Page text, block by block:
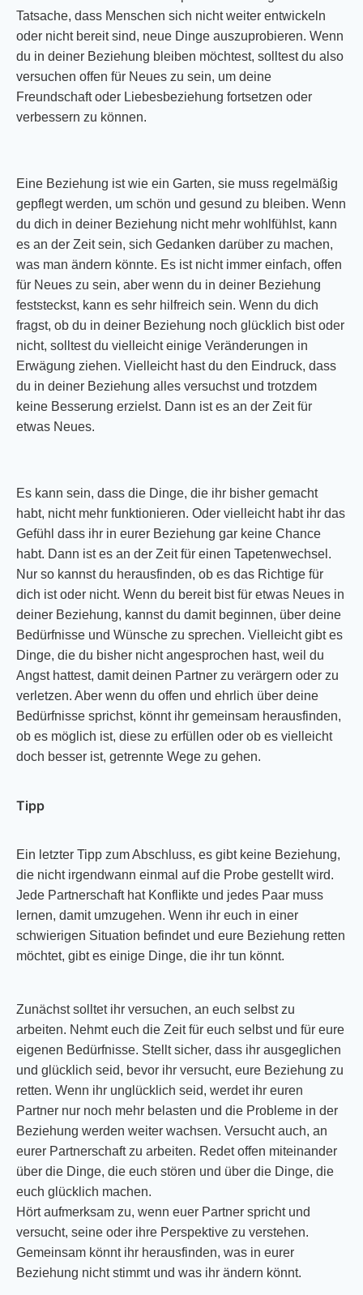
Tatsache, dass Menschen sich nicht weiter entwickeln
oder nicht bereit sind, neue Dinge auszuprobieren. Wenn
du in deiner Beziehung bleiben möchtest, solltest du also
versuchen offen für Neues zu sein, um deine
Freundschaft oder Liebesbeziehung fortsetzen oder
verbessern zu können.
Eine Beziehung ist wie ein Garten, sie muss regelmäßig
gepflegt werden, um schön und gesund zu bleiben. Wenn
du dich in deiner Beziehung nicht mehr wohlfühlst, kann
es an der Zeit sein, sich Gedanken darüber zu machen,
was man ändern könnte. Es ist nicht immer einfach, offen
für Neues zu sein, aber wenn du in deiner Beziehung
feststeckst, kann es sehr hilfreich sein. Wenn du dich
fragst, ob du in deiner Beziehung noch glücklich bist oder
nicht, solltest du vielleicht einige Veränderungen in
Erwägung ziehen. Vielleicht hast du den Eindruck, dass
du in deiner Beziehung alles versuchst und trotzdem
keine Besserung erzielst. Dann ist es an der Zeit für
etwas Neues.
Es kann sein, dass die Dinge, die ihr bisher gemacht
habt, nicht mehr funktionieren. Oder vielleicht habt ihr das
Gefühl dass ihr in eurer Beziehung gar keine Chance
habt. Dann ist es an der Zeit für einen Tapetenwechsel.
Nur so kannst du herausfinden, ob es das Richtige für
dich ist oder nicht. Wenn du bereit bist für etwas Neues in
deiner Beziehung, kannst du damit beginnen, über deine
Bedürfnisse und Wünsche zu sprechen. Vielleicht gibt es
Dinge, die du bisher nicht angesprochen hast, weil du
Angst hattest, damit deinen Partner zu verärgern oder zu
verletzen. Aber wenn du offen und ehrlich über deine
Bedürfnisse sprichst, könnt ihr gemeinsam herausfinden,
ob es möglich ist, diese zu erfüllen oder ob es vielleicht
doch besser ist, getrennte Wege zu gehen.
Tipp
Ein letzter Tipp zum Abschluss, es gibt keine Beziehung,
die nicht irgendwann einmal auf die Probe gestellt wird.
Jede Partnerschaft hat Konflikte und jedes Paar muss
lernen, damit umzugehen. Wenn ihr euch in einer
schwierigen Situation befindet und eure Beziehung retten
möchtet, gibt es einige Dinge, die ihr tun könnt.
Zunächst solltet ihr versuchen, an euch selbst zu
arbeiten. Nehmt euch die Zeit für euch selbst und für eure
eigenen Bedürfnisse. Stellt sicher, dass ihr ausgeglichen
und glücklich seid, bevor ihr versucht, eure Beziehung zu
retten. Wenn ihr unglücklich seid, werdet ihr euren
Partner nur noch mehr belasten und die Probleme in der
Beziehung werden weiter wachsen. Versucht auch, an
eurer Partnerschaft zu arbeiten. Redet offen miteinander
über die Dinge, die euch stören und über die Dinge, die
euch glücklich machen.
Hört aufmerksam zu, wenn euer Partner spricht und
versucht, seine oder ihre Perspektive zu verstehen.
Gemeinsam könnt ihr herausfinden, was in eurer
Beziehung nicht stimmt und was ihr ändern könnt.